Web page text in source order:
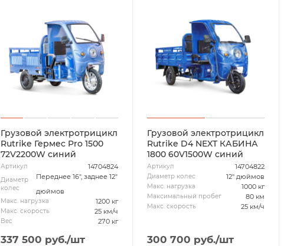
Грузовой электротрицикл
Rutrike Гермес Pro 1500
72V2200W синий
Артикул 14704824
Диаметр
колес
Переднее 16", заднее 12"
дюймов
Макс. нагрузка 1200 кг
Макс. скорость 25 км/ч
Вес 270 кг
337 500 руб./шт
Грузовой электротрицикл
Rutrike D4 NEXT КАБИНА
1800 60V1500W синий
Артикул 14704822
Диаметр колес 12" дюймов
Макс. нагрузка 1000 кг
Максимальный пробег 80 км
Макс. скорость 25 км/ч
300 700 руб./шт